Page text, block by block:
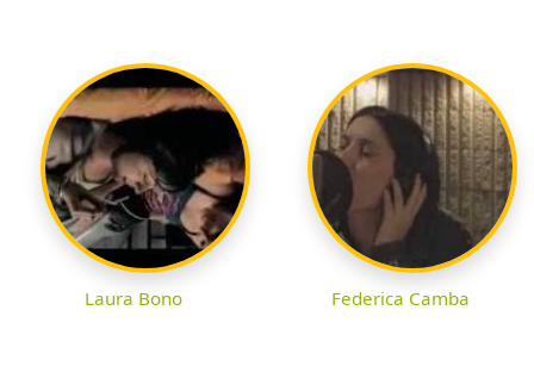
Laura Bono Federica Camba